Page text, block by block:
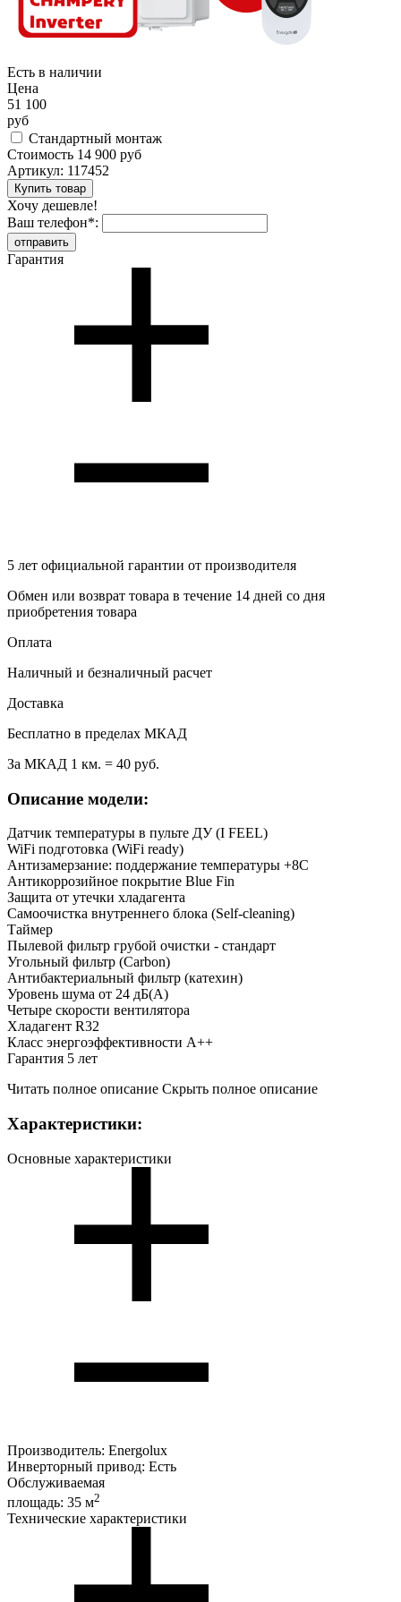
Есть в наличии
Цена
51 100
руб
Стандартный монтаж
Стоимость 14 900 руб
Артикул: 117452
Хочу дешевле!
Ваш телефон*:
Гарантия
5 лет официальной гарантии от производителя
Обмен или возврат товара в течение 14 дней со дня
приобретения товара
Оплата
Наличный и безналичный расчет
Доставка
Бесплатно в пределах МКАД
За МКАД 1 км. = 40 руб.
Описание модели:
Датчик температуры в пульте ДУ (I FEEL)
WiFi подготовка (WiFi ready)
Антизамерзание: поддержание температуры +8С
Антикоррозийное покрытие Blue Fin
Защита от утечки хладагента
Самоочистка внутреннего блока (Self-cleaning)
Таймер
Пылевой фильтр грубой очистки - стандарт
Угольный фильтр (Carbon)
Антибактериальный фильтр (катехин)
Уровень шума от 24 дБ(А)
Четыре скорости вентилятора
Хладагент R32
Класс энергоэффективности A++
Гарантия 5 лет
Читать полное описание Скрыть полное описание
Характеристики:
Основные характеристики
Производитель: Energolux
Инверторный привод: Есть
Обслуживаемая
площадь: 35 м2
Технические характеристики